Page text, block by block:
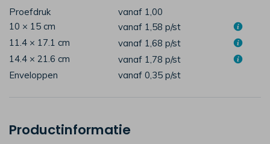
Proefdruk
vanaf 1,00
10 × 15 cm
vanaf 1,58 p/st
11.4 × 17.1 cm
vanaf 1,68 p/st
14.4 × 21.6 cm
vanaf 1,78 p/st
Enveloppen
vanaf 0,35 p/st
Productinformatie